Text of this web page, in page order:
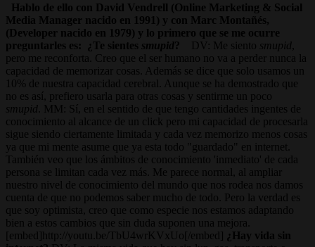
Hablo de ello con David Vendrell (Online Marketing & Social
Media Manager nacido en 1991) y con Marc Montañés,
(Developer nacido en 1979) y lo primero que se me ocurre
preguntarles es:
¿Te sientes smupid? DV: Me siento smupid
pero me reconforta. Creo que el ser humano no va a perder nunca la
capacidad de memorizar cosas. Además se dice que solo usamos un
10% de nuestra capacidad cerebral. Aunque se ha demostrado que
no es así, prefiero usarla para otras cosas y sentirme un poco
smupid . MM: Sí, en el sentido de que tengo cantidades ingentes de
conocimiento al alcance de un click pero mi capacidad de procesarla
sigue siendo ciertamente limitada y cada vez memorizo menos cosas
ya que mi mente asume que ya esta todo "guardado" en internet.
También veo que los ámbitos de conocimiento 'inmediato' de cada
persona se limitan cada vez más. Me parece normal, al ampliar
nuestro nivel de conocimiento del mundo que nos rodea nos damos
cuenta de que no podemos saber mucho de todo. Pero la verdad es
que soy optimista, creo que como especie nos estamos adaptando
bien a estos cambios que sin duda suponen una mejora.
[embed]http://youtu.be/TbU4wrKVxUo[/embed] ¿Hay vida sin